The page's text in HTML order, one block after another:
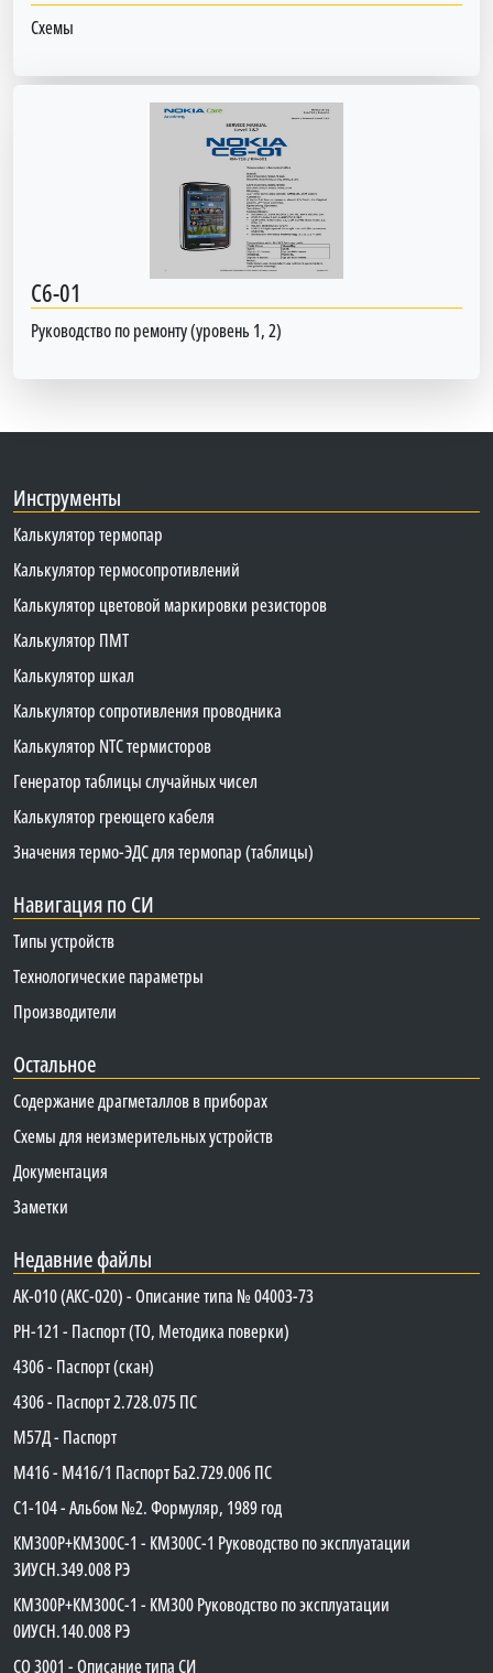
Схемы
C6-01
Руководство по ремонту (уровень 1, 2)
Инструменты
Калькулятор термопар
Калькулятор термосопротивлений
Калькулятор цветовой маркировки резисторов
Калькулятор ПМТ
Калькулятор шкал
Калькулятор сопротивления проводника
Калькулятор NTC термисторов
Генератор таблицы случайных чисел
Калькулятор греющего кабеля
Значения термо-ЭДС для термопар (таблицы)
Навигация по СИ
Типы устройств
Технологические параметры
Производители
Остальное
Содержание драгметаллов в приборах
Схемы для неизмерительных устройств
Документация
Заметки
Недавние файлы
АК-010 (АКС-020) - Описание типа № 04003-73
PH-121 - Паспорт (ТО, Методика поверки)
4306 - Паспорт (скан)
4306 - Паспорт 2.728.075 ПС
М57Д - Паспорт
М416 - М416/1 Паспорт Ба2.729.006 ПС
C1-104 - Альбом №2. Формуляр, 1989 год
КМ300Р+КМ300С-1 - КМ300C-1 Руководство по эксплуатации
3ИУСН.349.008 РЭ
КМ300Р+КМ300С-1 - КМ300 Руководство по эксплуатации
0ИУСН.140.008 РЭ
СО 3001 - Описание типа СИ